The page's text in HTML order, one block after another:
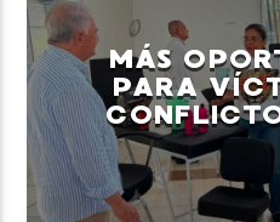
Neiva Estereo
MÁS
PARA